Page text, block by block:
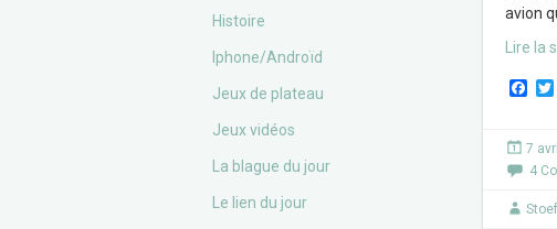
Histoire
Iphone/Androïd
Jeux de plateau
Jeux vidéos
La blague du jour
Le lien du jour
avion
Lire la
F
e
b
o
k
7
4